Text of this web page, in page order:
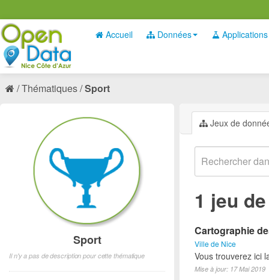
Accueil Données Applications
Thématiques Sport
Jeux de
1 jeu
Cartographie
Ville de Nice
Vous trouverez ici
Mise à jour: 17 Mai 2019
Sport
Il n'y a pas de description pour cette thématique